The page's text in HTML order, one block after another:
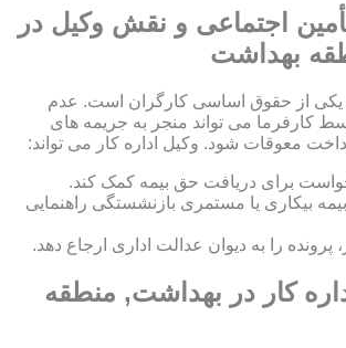
اجتماعی و نقش وکیل در
بهداشت
یکی از حقوق اساسی کارگران است. عدم
کارفرما می تواند منجر به جریمه های
معوقات شود. وکیل اداره کار می تواند:
برای دریافت حق بیمه کمک کند.
بیکاری یا مستمری بازنشستگی راهنمایی
پرونده را به دیوان عدالت اداری ارجاع دهد.
کار در بهداشت, منطقه